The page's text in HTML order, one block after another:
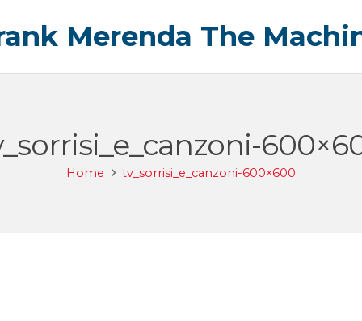
Merenda The
Home tv_sorrisi_e_canzoni-600×600